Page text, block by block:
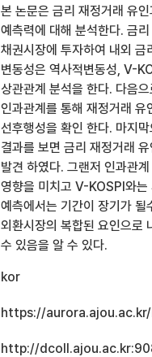
본 논문은 금리 재정거래 유
예측력에 대해 분석한다. 금
채권시장에 투자하여 내외
변동성은 역사적변동성, V-
상관관계 분석을 한다. 다음
인과관계를 통해 재정거래
선후행성을 확인 한다. 마지
결과를 보면 금리 재정거래
발견 하였다. 그랜저 인과관
영향을 미치고 V-KOSPI와는
예측에서는 기간이 장기가
외환시장의 복합된 요인으로
수 있음을 알 수 있다.
kor
https://
http://